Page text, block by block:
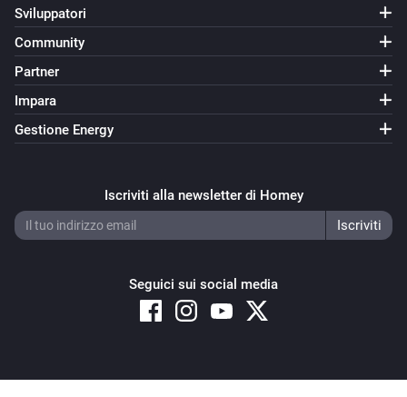
Sviluppatori
Community
Partner
Impara
Gestione Energy
Iscriviti alla newsletter di Homey
Seguici sui social media